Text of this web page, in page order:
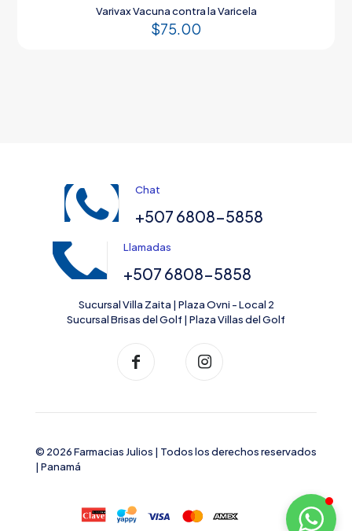
Varivax Vacuna contra la Varicela
$75.00
Chat
+507 6808-5858
Llamadas
+507 6808-5858
Sucursal Villa Zaita | Plaza Ovni - Local 2
Sucursal Brisas del Golf | Plaza Villas del Golf
© 2026 Farmacias Julios | Todos los derechos reservados
| Panamá